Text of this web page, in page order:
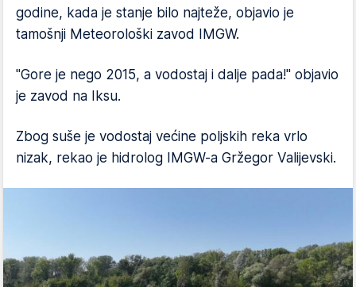
godine, kada je stanje bilo najteže, objavio je
tamošnji Meteorološki zavod IMGW.
"Gore je nego 2015, a vodostaj i dalje pada!" objavio
je zavod na Iksu.
Zbog suše je vodostaj većine poljskih reka vrlo
nizak, rekao je hidrolog IMGW-a Gržegor Valijevski.